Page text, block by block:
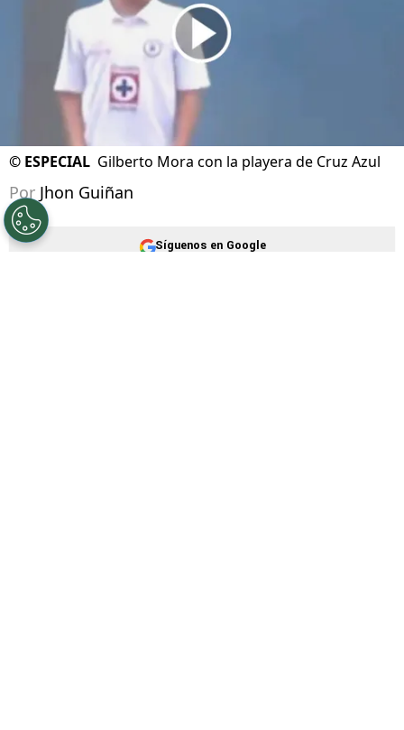
© ESPECIAL Gilberto Mora con la playera de Cruz Azul
Por Jhon Guiñan
Síguenos en Google